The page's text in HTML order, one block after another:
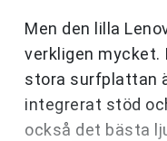
Men den lilla
verkligen mycket.
stora surfplattan
integrerat stöd
också det bästa